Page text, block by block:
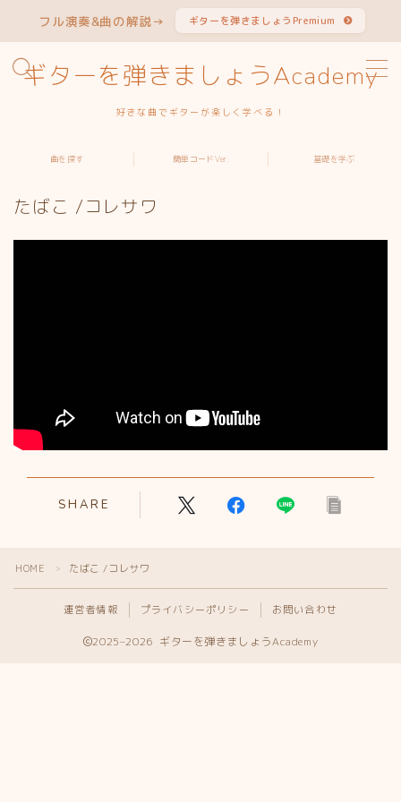
フル演奏&曲の解説→ ギターを弾きましょうPremium
ギターを弾きましょうAcademy
好きな曲でギターが楽しく学べる！
MENU
曲を探す 簡単コードVer. 基礎を学ぶ
たばこ /コレサワ
SHARE
HOME ＞ たばこ /コレサワ
運営者情報 プライバシーポリシー お問い合わせ
2025–2026 ギターを弾きましょうAcademy